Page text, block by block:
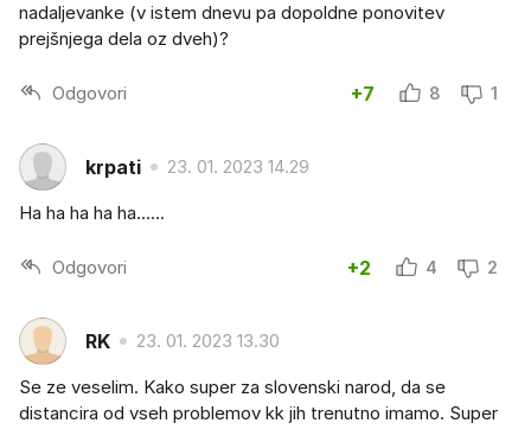
nadaljevanke (v istem dnevu pa dopoldne ponovitev
prejšnjega dela oz dveh)?
Odgovori +7 8 1
krpati 23. 01. 2023 14.29
Ha ha ha ha ha......
Odgovori +2 4 2
RK 23. 01. 2023 13.30
Se ze veselim. Kako super za slovenski narod, da se
distancira od vseh problemov kk jih trenutno imamo. Super